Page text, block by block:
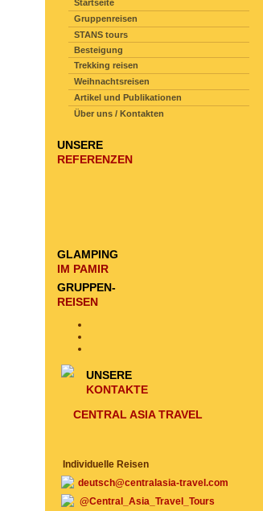
Startseite
Gruppenreisen
STANS tours
Besteigung
Trekking reisen
Weihnachtsreisen
Artikel und Publikationen
Über uns / Kontakten
UNSERE
REFERENZEN
GLAMPING
IM PAMIR
GRUPPEN-
REISEN
UNSERE
KONTAKTE
CENTRAL ASIA TRAVEL
Individuelle Reisen
deutsch@centralasia-travel.com
@Central_Asia_Travel_Tours